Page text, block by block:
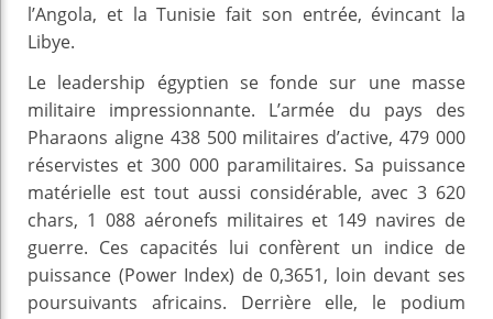
l’Angola, et la Tunisie fait son entrée, évincant la
Libye.
Le leadership égyptien se fonde sur une masse
militaire impressionnante. L’armée du pays des
Pharaons aligne 438 500 militaires d’active, 479 000
réservistes et 300 000 paramilitaires. Sa puissance
matérielle est tout aussi considérable, avec 3 620
chars, 1 088 aéronefs militaires et 149 navires de
guerre. Ces capacités lui confèrent un indice de
puissance (Power Index) de 0,3651, loin devant ses
poursuivants africains. Derrière elle, le podium